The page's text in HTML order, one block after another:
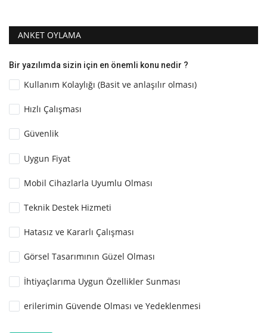
ANKET OYLAMA
Bir yazılımda sizin için en önemli konu nedir ?
Kullanım Kolaylığı (Basit ve anlaşılır olması)
Hızlı Çalışması
Güvenlik
Uygun Fiyat
Mobil Cihazlarla Uyumlu Olması
Teknik Destek Hizmeti
Hatasız ve Kararlı Çalışması
Görsel Tasarımının Güzel Olması
İhtiyaçlarıma Uygun Özellikler Sunması
erilerimin Güvende Olması ve Yedeklenmesi